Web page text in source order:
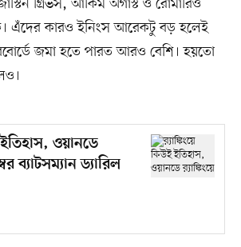
গ্রিভস, আকিম অগাস্ট ও রোমারিও
এঁদের কারও ইনিংস আরেকটু বড় হলেই
জমা হতে পারত আরও বেশি। হয়তো
ইতিহাস, ওয়ানডে
ব্যাটসম্যান ড্যারিল